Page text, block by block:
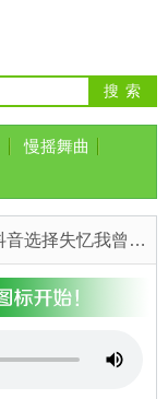
慢摇舞曲
正在播放：中山Dj2索-国粤语Club抖音选择失忆我曾爱你伤感Ru串烧